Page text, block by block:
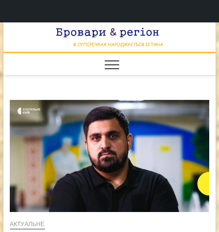
НАРОДЖУЄТЬСЯ
АКТУАЛЬНЕ